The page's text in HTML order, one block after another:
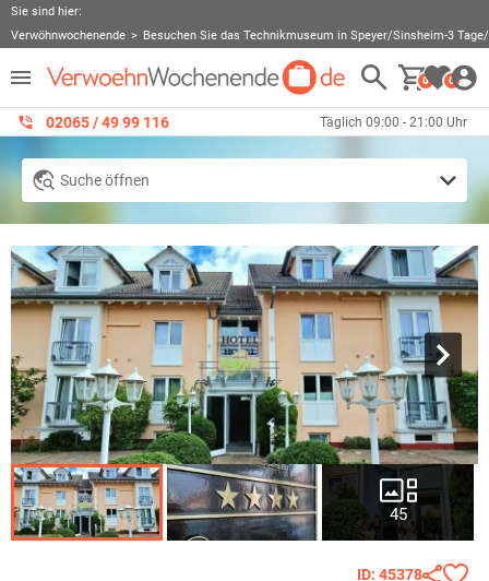
Sie sind hier:
Verwöhnwochenende
Besuchen Sie das Technikmuseum in Speyer/Sinsheim-3
0 0
02065 / 49 ‌99 116 Täglich 09:00 - 21:00 Uhr
Suche öffnen
45
ID: 45378